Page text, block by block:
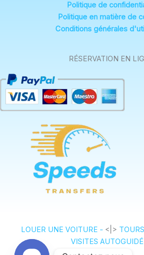
Politique de
Politique en matière de
Conditions générales
RÉSERVATION EN
LOUER UNE VOITURE - <|>
VISITES